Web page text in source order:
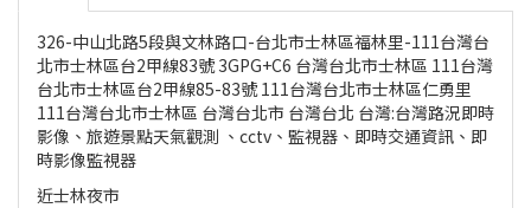
326-中山北路5段與文林路口-台北市士林區福林里-111台灣台
北市士林區台2甲線83號 3GPG+C6 台灣台北市士林區 111台灣
台北市士林區台2甲線85-83號 111台灣台北市士林區仁勇里
111台灣台北市士林區 台灣台北市 台灣台北 台灣:台灣路況即時
影像、旅遊景點天氣觀測 、cctv、監視器、即時交通資訊、即
時影像監視器
近士林夜市